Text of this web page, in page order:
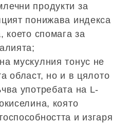
продукти за
понижава индекса
което спомага за
мускулния тонус не
област, но и в цялото
употребата на L-
която
и изгаря